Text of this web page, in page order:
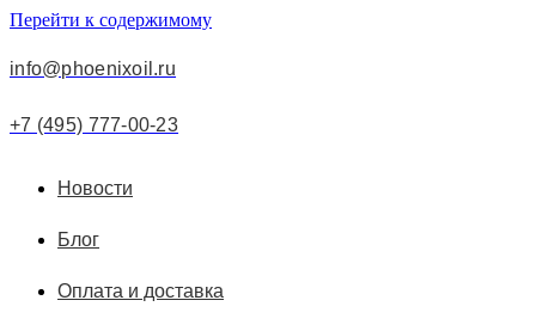
Перейти к содержимому
info@phoenixoil.ru
+7 (495) 777-00-23
Новости
Блог
Оплата и доставка